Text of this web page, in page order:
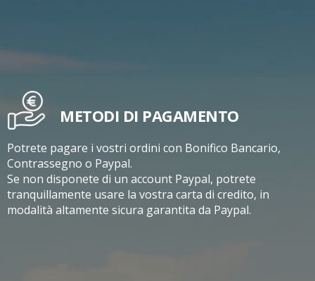
METODI DI PAGAMENTO
Potrete pagare i vostri ordini con Bonifico Bancario,
Contrassegno o Paypal.
Se non disponete di un account Paypal, potrete
tranquillamente usare la vostra carta di credito, in
modalità altamente sicura garantita da Paypal.